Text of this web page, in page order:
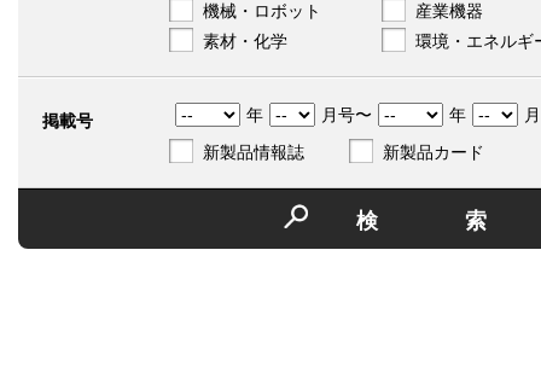
機械・ロボット
産業機器
素材・化学
環境・エネルギ
掲載号 年 月号〜 年
新製品情報誌
新製品カード
検